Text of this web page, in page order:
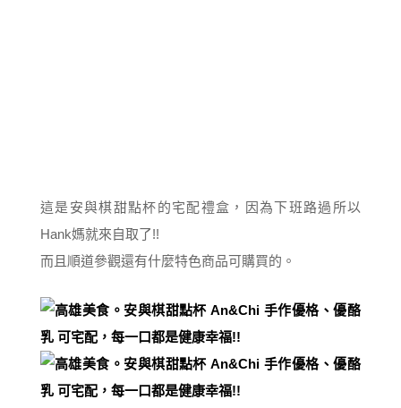
這是安與棋甜點杯的宅配禮盒，因為下班路過所以
Hank媽就來自取了!!
而且順道參觀還有什麼特色商品可購買的。